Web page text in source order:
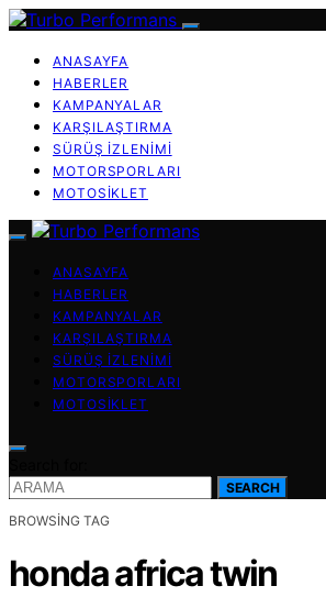
ANASAYFA
HABERLER
KAMPANYALAR
KARŞILAŞTIRMA
SÜRÜŞ İZLENIMI
MOTORSPORLARI
MOTOSIKLET
ANASAYFA
HABERLER
KAMPANYALAR
KARŞILAŞTIRMA
SÜRÜŞ İZLENIMI
MOTORSPORLARI
MOTOSIKLET
SEARCH
BROWSING TAG
honda africa twin